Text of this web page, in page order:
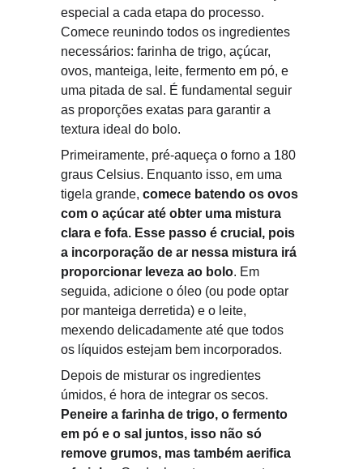
especial a cada etapa do processo.
Comece reunindo todos os ingredientes
necessários: farinha de trigo, açúcar,
ovos, manteiga, leite, fermento em pó, e
uma pitada de sal. É fundamental seguir
as proporções exatas para garantir a
textura ideal do bolo.
Primeiramente, pré-aqueça o forno a 180
graus Celsius. Enquanto isso, em uma
tigela grande, comece batendo os ovos
com o açúcar até obter uma mistura
clara e fofa. Esse passo é crucial, pois
a incorporação de ar nessa mistura irá
proporcionar leveza ao bolo. Em
seguida, adicione o óleo (ou pode optar
por manteiga derretida) e o leite,
mexendo delicadamente até que todos
os líquidos estejam bem incorporados.
Depois de misturar os ingredientes
úmidos, é hora de integrar os secos.
Peneire a farinha de trigo, o fermento
em pó e o sal juntos, isso não só
remove grumos, mas também aerifica